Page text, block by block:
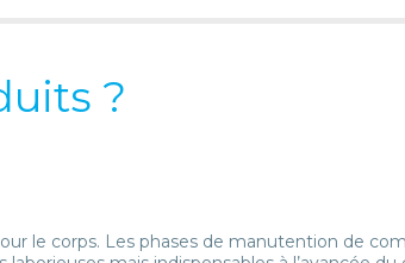
?
le corps. Les phases de manutention de